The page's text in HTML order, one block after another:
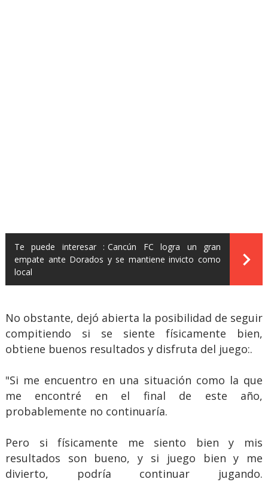
Te puede interesar : Cancún FC logra un gran
empate ante Dorados y se mantiene invicto como
local
No obstante, dejó abierta la posibilidad de seguir
compitiendo si se siente físicamente bien,
obtiene buenos resultados y disfruta del juego:.
"Si me encuentro en una situación como la que
me encontré en el final de este año,
probablemente no continuaría.
Pero si físicamente me siento bien y mis
resultados son bueno, y si juego bien y me
divierto, podría continuar jugando.